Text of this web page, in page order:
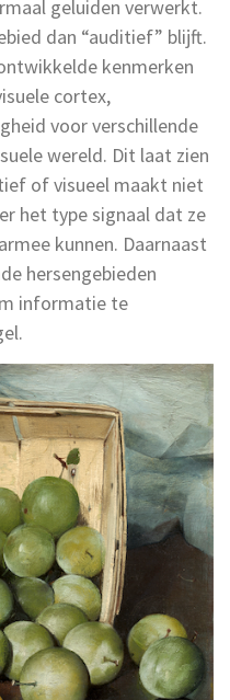
geluiden verwerkt.
dan “auditief” blijft.
kenmerken
cortex,
voor verschillende
wereld. Dit laat zien
of visueel maakt niet
het type signaal dat ze
kunnen. Daarnaast
hersengebieden
informatie te